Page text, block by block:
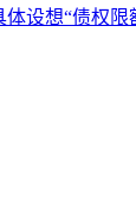
体设想“债权